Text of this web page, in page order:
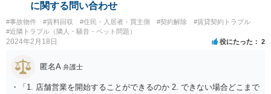
に関する問い合わせ
#事故物件 #賃料回収 #住民・入居者・買主側 #契約解除
#賃貸契約トラブル
#近隣トラブル（隣人・騒音・ペット問題）
2024年2月18日 役にたった 2
匿名A 弁護士
・「1. 店舗営業を開始することができるのか 2. できない場合どこまで